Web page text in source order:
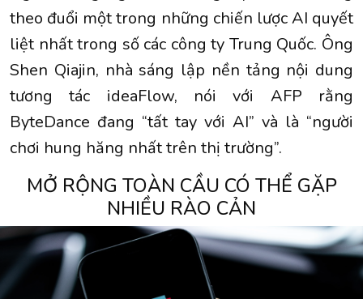
theo đuổi một trong những chiến lược AI quyết
liệt nhất trong số các công ty Trung Quốc. Ông
Shen Qiajin, nhà sáng lập nền tảng nội dung
tương tác ideaFlow, nói với AFP rằng
ByteDance đang “tất tay với AI” và là “người
chơi hung hăng nhất trên thị trường”.
MỞ RỘNG TOÀN CẦU CÓ THỂ GẶP
NHIỀU RÀO CẢN